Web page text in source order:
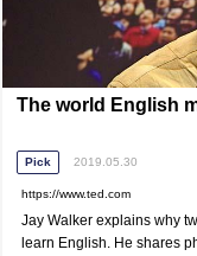
The world English
Pick 2019.05.30
https://www.ted.com
Jay Walker explains why
learn English. He shares